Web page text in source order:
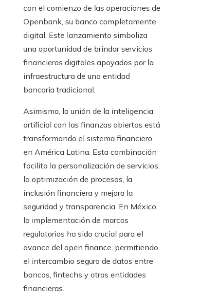
con el comienzo de las operaciones de
Openbank, su banco completamente
digital. Este lanzamiento simboliza
una oportunidad de brindar servicios
financieros digitales apoyados por la
infraestructura de una entidad
bancaria tradicional.
Asimismo, la unión de la inteligencia
artificial con las finanzas abiertas está
transformando el sistema financiero
en América Latina. Esta combinación
facilita la personalización de servicios,
la optimización de procesos, la
inclusión financiera y mejora la
seguridad y transparencia. En México,
la implementación de marcos
regulatorios ha sido crucial para el
avance del open finance, permitiendo
el intercambio seguro de datos entre
bancos, fintechs y otras entidades
financieras.